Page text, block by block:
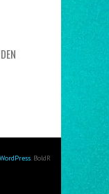
WordPress. BoldR